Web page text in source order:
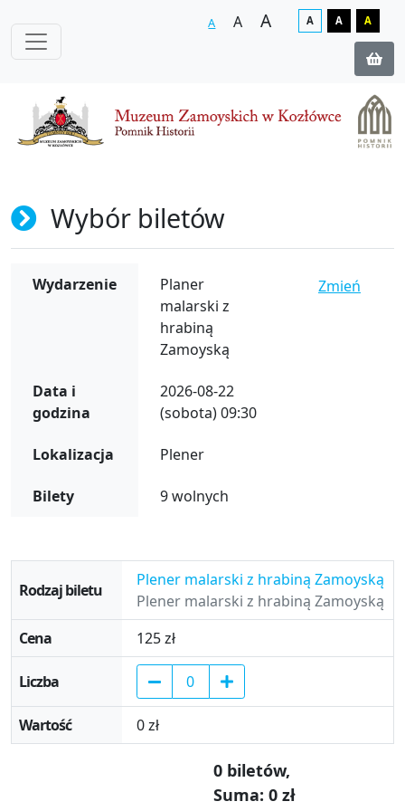
A A A A A A
Wybór biletów
Wydarzenie
Planer
malarski z
hrabiną
Zamoyską
Zmień
Data i
godzina
2026-08-22
(sobota) 09:30
Lokalizacja Plener
Bilety 9 wolnych
Plener malarski z hrabiną Zamoyską
Plener malarski z hrabiną Zamoyską
125 zł
0 zł
0 biletów,
Suma: 0 zł